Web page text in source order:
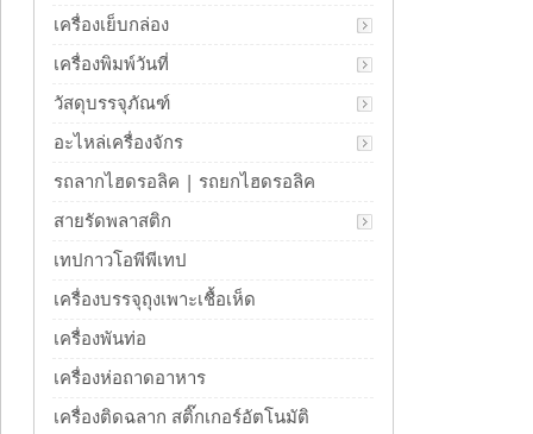
เครื่องเย็บกล่อง
เครื่องพิมพ์วันที่
วัสดุบรรจุภัณฑ์
อะไหล่เครื่องจักร
รถลากไฮดรอลิค | รถยกไฮดรอลิค
สายรัดพลาสติก
เทปกาวโอพีพีเทป
เครื่องบรรจุถุงเพาะเชื้อเห็ด
เครื่องพันท่อ
เครื่องห่อถาดอาหาร
เครื่องติดฉลาก สติ๊กเกอร์อัตโนมัติ